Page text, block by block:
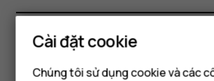
Bạn tìm được thông tin hữu ích
Cài đặt cookie
Chúng tôi sử dụng cookie và các